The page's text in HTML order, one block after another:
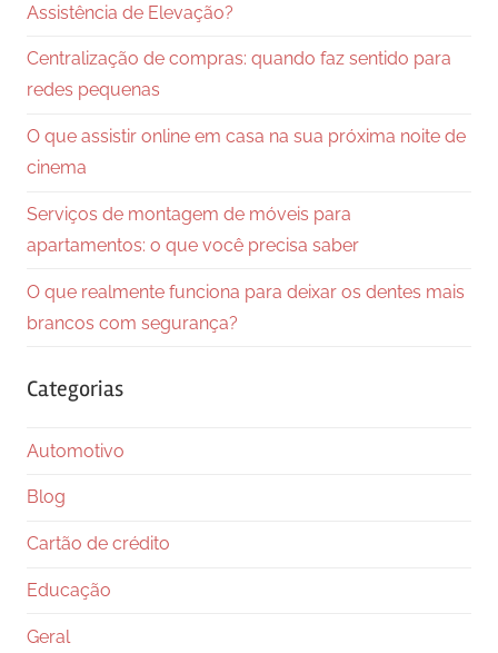
Assistência de Elevação?
Centralização de compras: quando faz sentido para
redes pequenas
O que assistir online em casa na sua próxima noite de
cinema
Serviços de montagem de móveis para
apartamentos: o que você precisa saber
O que realmente funciona para deixar os dentes mais
brancos com segurança?
Categorias
Automotivo
Blog
Cartão de crédito
Educação
Geral